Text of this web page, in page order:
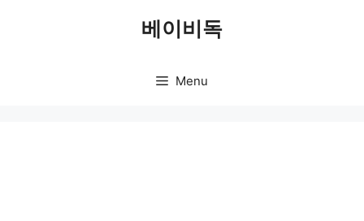
베이비독
Menu